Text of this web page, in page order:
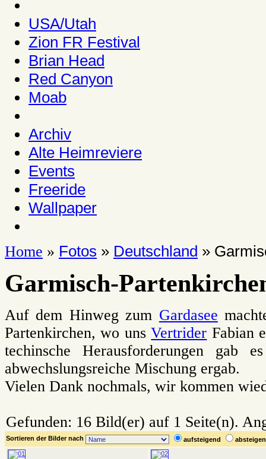
USA/Utah
Zion FR Festival
Brian Head
Red Canyon
Moab
Archiv
Alte Heimreviere
Events
Freeride
Wallpaper
Home » Fotos » Deutschland »
Garmisch-
Auf dem Hinweg zum Gardasee
Partenkirchen, wo unsVertrider Fabian
techinsche Herausforderungen gab
abwechslungsreiche Mischung ergab.
Vielen Dank nochmals, wir kommen
Gefunden: 16 Bild(er) auf 1 Seite(n).
Sortieren der Bilder nach aufsteigend